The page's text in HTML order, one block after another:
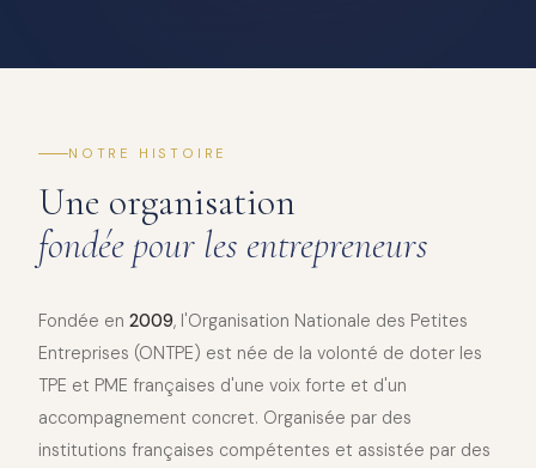
NOTRE HISTOIRE
Une organisation
fondée pour les entrepreneurs
Fondée en 2009, l'Organisation Nationale des Petites
Entreprises (ONTPE) est née de la volonté de doter les
TPE et PME françaises d'une voix forte et d'un
accompagnement concret. Organisée par des
institutions françaises compétentes et assistée par des